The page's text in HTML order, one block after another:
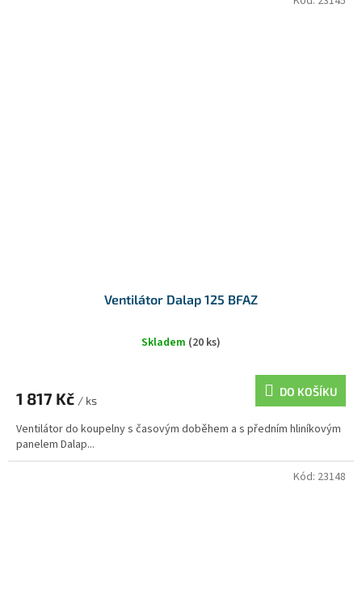
Ventilátor Dalap 125 BFAZ
Skladem (20 ks)
1 817 Kč / ks
DO KOŠÍKU
Ventilátor do koupelny s časovým doběhem a s předním hliníkovým
panelem Dalap...
Kód: 23148